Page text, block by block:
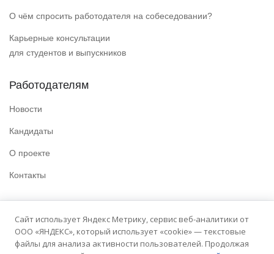
О чём спросить работодателя на собеседовании?
Карьерные консультации
для студентов и выпускников
Работодателям
Новости
Кандидаты
О проекте
Контакты
Политика конфиденциальности
Сайт использует Яндекс Метрику, сервис веб-аналитики от
ООО «ЯНДЕКС», который использует «cookie» — текстовые
файлы для анализа активности пользователей. Продолжая